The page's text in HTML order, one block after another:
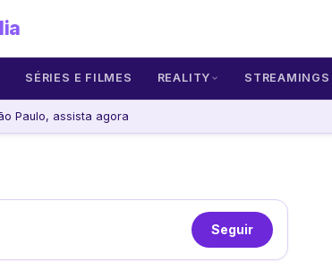
SÉRIES E FILMES REALITY STREAMINGS
Paulo, assista agora
Seguir